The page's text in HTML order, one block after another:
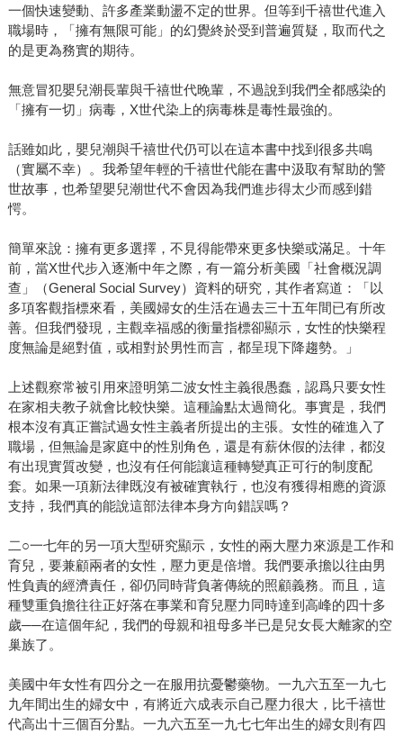
一個快速變動、許多產業動盪不定的世界。但等到千禧世代進入
職場時，「擁有無限可能」的幻覺終於受到普遍質疑，取而代之
的是更為務實的期待。
無意冒犯嬰兒潮長輩與千禧世代晚輩，不過說到我們全都感染的
「擁有一切」病毒，X世代染上的病毒株是毒性最強的。
話雖如此，嬰兒潮與千禧世代仍可以在這本書中找到很多共鳴
（實屬不幸）。我希望年輕的千禧世代能在書中汲取有幫助的警
世故事，也希望嬰兒潮世代不會因為我們進步得太少而感到錯
愕。
簡單來說：擁有更多選擇，不見得能帶來更多快樂或滿足。十年
前，當X世代步入逐漸中年之際，有一篇分析美國「社會概況調
查」（General Social Survey）資料的研究，其作者寫道：「以
多項客觀指標來看，美國婦女的生活在過去三十五年間已有所改
善。但我們發現，主觀幸福感的衡量指標卻顯示，女性的快樂程
度無論是絕對值，或相對於男性而言，都呈現下降趨勢。」
上述觀察常被引用來證明第二波女性主義很愚蠢，認爲只要女性
在家相夫教子就會比較快樂。這種論點太過簡化。事實是，我們
根本沒有真正嘗試過女性主義者所提出的主張。女性的確進入了
職場，但無論是家庭中的性別角色，還是有薪休假的法律，都沒
有出現實質改變，也沒有任何能讓這種轉變真正可行的制度配
套。如果一項新法律既沒有被確實執行，也沒有獲得相應的資源
支持，我們真的能說這部法律本身方向錯誤嗎？
二○一七年的另一項大型研究顯示，女性的兩大壓力來源是工作和
育兒，要兼顧兩者的女性，壓力更是倍增。我們要承擔以往由男
性負責的經濟責任，卻仍同時背負著傳統的照顧義務。而且，這
種雙重負擔往往正好落在事業和育兒壓力同時達到高峰的四十多
歲──在這個年紀，我們的母親和祖母多半已是兒女長大離家的空
巢族了。
美國中年女性有四分之一在服用抗憂鬱藥物。一九六五至一九七
九年間出生的婦女中，有將近六成表示自己壓力很大，比千禧世
代高出十三個百分點。一九六五至一九七七年出生的婦女則有四